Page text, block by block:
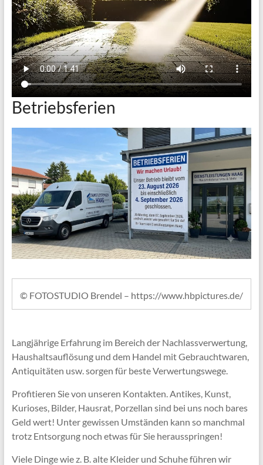
Betriebsferien
© FOTOSTUDIO Brendel – https://www.hbpictures.de/
Langjährige Erfahrung im Bereich der Nachlassverwertung,
Haushaltsauflösung und dem Handel mit Gebrauchtwaren,
Antiquitäten usw. sorgen für beste Verwertungswege.
Profitieren Sie von unseren Kontakten. Antikes, Kunst,
Kurioses, Bilder, Hausrat, Porzellan sind bei uns noch bares
Geld wert! Unter gewissen Umständen kann so manchmal
trotz Entsorgung noch etwas für Sie herausspringen!
Viele Dinge wie z. B. alte Kleider und Schuhe führen wir